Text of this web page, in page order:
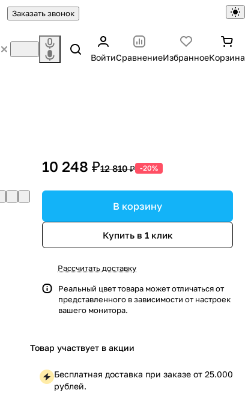
Заказать звонок
ВойтиСравнениеИзбранноеКорзина
10 248 ₽12 810 ₽ -20%
В корзину
Купить в 1 клик
Рассчитать доставку
Реальный цвет товара может отличаться от
представленного в зависимости от настроек
вашего монитора.
Товар участвует в акции
Бесплатная доставка при заказе от 25.000
рублей.